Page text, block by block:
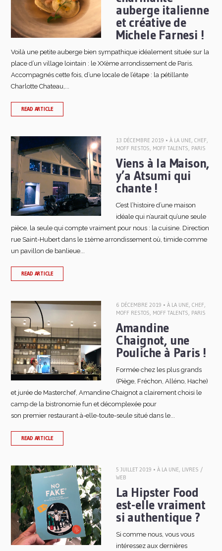
auberge italienne
et créative de
Michele Farnesi !
Voilà une petite auberge bien sympathique idéalement située sur la
place d’un village lointain : le XXème arrondissement de Paris.
Accompagnés cette fois, d’une locale de l’étape : la pétillante
Charlotte Chateau,...
READ ARTICLE
13 DÉCEMBRE 2019 • À LA UNE, CHEF,
MOFF RESTOS, MOFF TALENTS, PARIS
Viens à la Maison,
y’a Atsumi qui
chante !
C’est l’histoire d’une maison
idéale qui n’aurait qu’une seule
pièce, la seule qui compte vraiment pour nous : la cuisine. Direction
rue Saint-Hubert dans le 11ème arrondissement où, timide comme
un pavillon de banlieue...
READ ARTICLE
6 DÉCEMBRE 2019 • À LA UNE, CHEF,
MOFF RESTOS, MOFF TALENTS, PARIS
Amandine
Chaignot, une
Pouliche à Paris !
Formée chez les plus grands
(Piège, Fréchon, Alléno, Hache)
et jurée de Masterchef, Amandine Chaignot a clairement choisi le
camp de la bistronomie fun et décomplexée pour
son premier restaurant à-elle-toute-seule situé dans le...
READ ARTICLE
5 JUILLET 2019 • À LA UNE, LIVRES /
WEB
La Hipster Food
est-elle vraiment
si authentique ?
Si comme nous, vous vous
intéressez aux dernières